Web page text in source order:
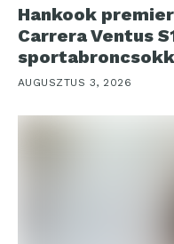
Hankook
Carrera Ventus
AUGUSZTUS 3, 2026